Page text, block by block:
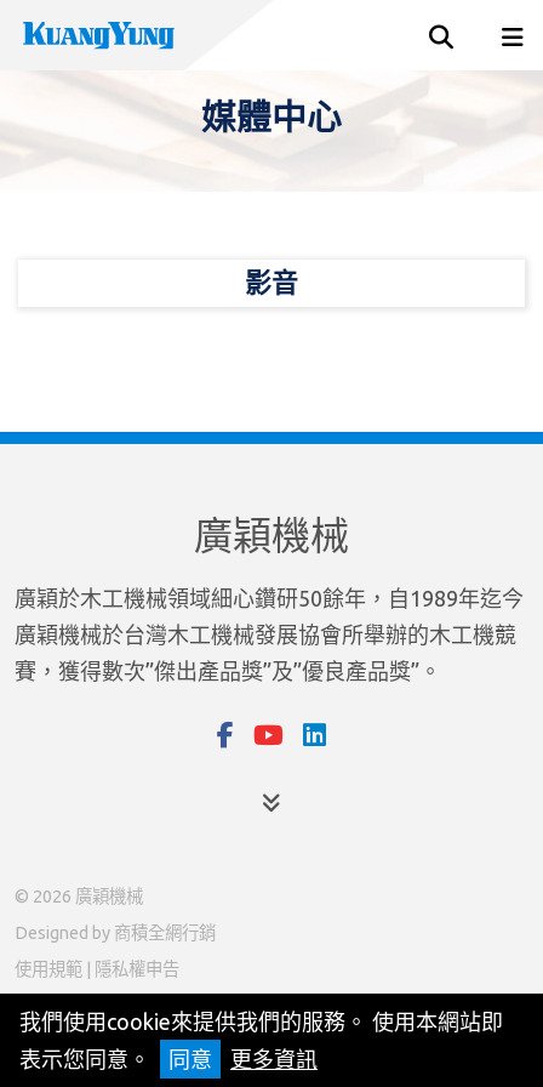
媒體中心
影音
廣穎機械
廣穎於木工機械領域細心鑽研50餘年，自1989年迄今
廣穎機械於台灣木工機械發展協會所舉辦的木工機競
賽，獲得數次”傑出產品獎”及”優良產品獎”。
媒體中心
ESG
© 2026 廣穎機械
Designed by 商積全網行銷
使用規範
隱私權申告
我們使用cookie來提供我們的服務。 使用本網站即
表示您同意。
同意 更多資訊